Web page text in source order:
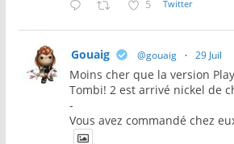
5 Twitter
Gouaig @gouaig · 29 Juil
Moins cher que la version
Tombi! 2 est arrivé nickel de
-
Vous avez commandé chez